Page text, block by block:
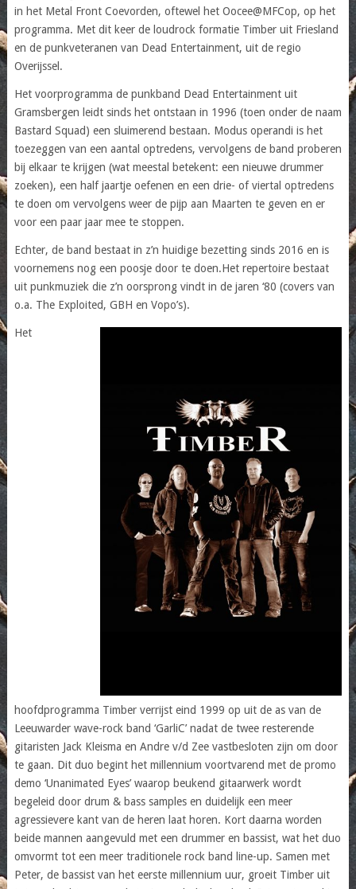
in het Metal Front Coevorden, oftewel het Oocee@MFCop, op het
programma. Met dit keer de loudrock formatie Timber uit Friesland
en de punkveteranen van Dead Entertainment, uit de regio
Overijssel.
Het voorprogramma de punkband Dead Entertainment uit
Gramsbergen leidt sinds het ontstaan in 1996 (toen onder de naam
Bastard Squad) een sluimerend bestaan. Modus operandi is het
toezeggen van een aantal optredens, vervolgens de band proberen
bij elkaar te krijgen (wat meestal betekent: een nieuwe drummer
zoeken), een half jaartje oefenen en een drie- of viertal optredens
te doen om vervolgens weer de pijp aan Maarten te geven en er
voor een paar jaar mee te stoppen.
Echter, de band bestaat in z’n huidige bezetting sinds 2016 en is
voornemens nog een poosje door te doen.Het repertoire bestaat
uit punkmuziek die z’n oorsprong vindt in de jaren ‘80 (covers van
o.a. The Exploited, GBH en Vopo’s).
Het
hoofdprogramma Timber verrijst eind 1999 op uit de as van de
Leeuwarder wave-rock band ‘GarliC’ nadat de twee resterende
gitaristen Jack Kleisma en Andre v/d Zee vastbesloten zijn om door
te gaan. Dit duo begint het millennium voortvarend met de promo
demo ‘Unanimated Eyes’ waarop beukend gitaarwerk wordt
begeleid door drum & bass samples en duidelijk een meer
agressievere kant van de heren laat horen. Kort daarna worden
beide mannen aangevuld met een drummer en bassist, wat het duo
omvormt tot een meer traditionele rock band line-up. Samen met
Peter, de bassist van het eerste millennium uur, groeit Timber uit